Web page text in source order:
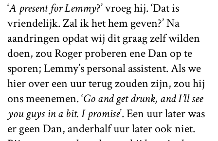
‘A present for Lemmy?’ vroeg hij. ‘Dat is
vriendelijk. Zal ik het hem geven?’ Na
aandringen opdat wij dit graag zelf wilden
doen, zou Roger proberen ene Dan op te
sporen; Lemmy’s personal assistent. Als we
hier over een uur terug zouden zijn, zou hij
ons meenemen. ‘Go and get drunk, and I’ll see
you guys in a bit. I promise’. Een uur later was
er geen Dan, anderhalf uur later ook niet.